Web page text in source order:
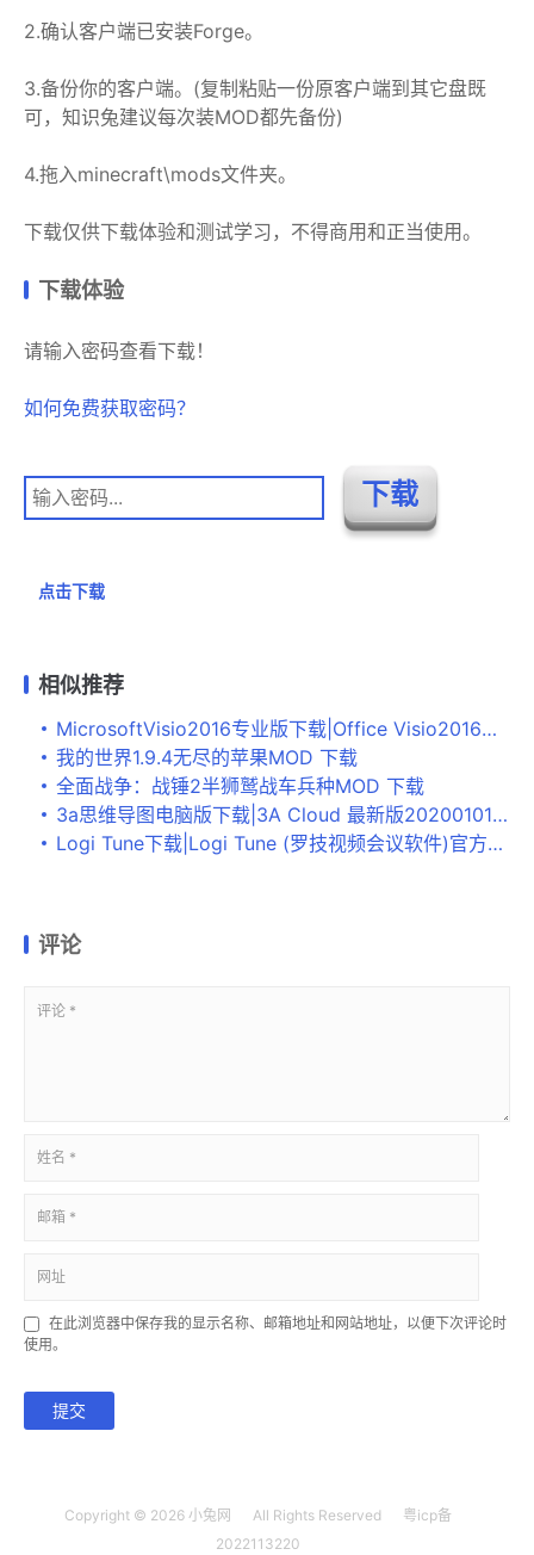
2.确认客户端已安装Forge。
3.备份你的客户端。(复制粘贴一份原客户端到其它盘既
可，知识兔建议每次装MOD都先备份)
4.拖入minecraft\mods文件夹。
下载仅供下载体验和测试学习，不得商用和正当使用。
下载体验
请输入密码查看下载！
如何免费获取密码？
点击下载
相似推荐
MicrosoftVisio2016专业版下载|Office Visio2016专业增强版 附激活工具 百度网盘下载
我的世界1.9.4无尽的苹果MOD 下载
全面战争：战锤2半狮鹫战车兵种MOD 下载
3a思维导图电脑版下载|3A Cloud 最新版20200101下载
Logi Tune下载|Logi Tune (罗技视频会议软件)官方版v2.206.105下载
评论
在此浏览器中保存我的显示名称、邮箱地址和网站地址，以便下次评论时
使用。
提交
Copyright © 2026 小兔网 All Rights Reserved
粤icp备
2022113220